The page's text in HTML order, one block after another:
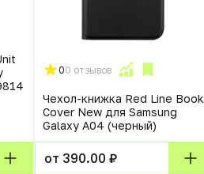
00 отзывов
Чехол-книжка Red Line Book
Cover New для Samsung
Galaxy A04 (черный)
от 390.00 ₽